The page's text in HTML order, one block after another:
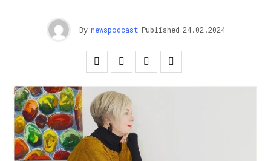
By newspodcast Published 24.02.2024